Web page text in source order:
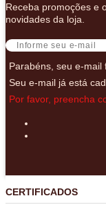
Receba promoções e
novidades da loja.
Parabéns, seu e-mail
Seu e-mail já está
Por favor, preencha
CERTIFICADOS